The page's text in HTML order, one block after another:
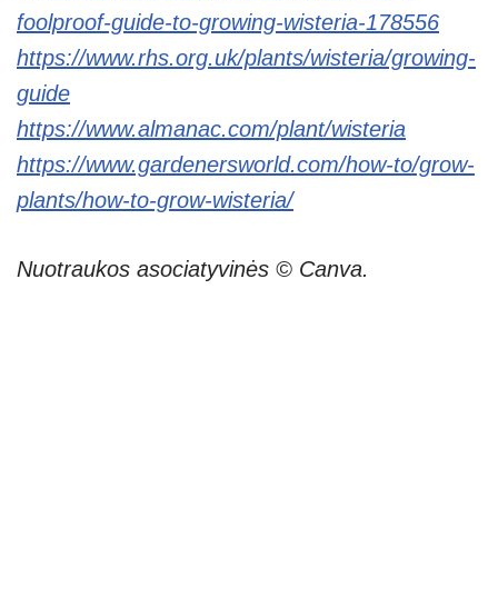
foolproof-guide-to-growing-wisteria-178556
https://www.rhs.org.uk/plants/wisteria/growing-
guide
https://www.almanac.com/plant/wisteria
https://www.gardenersworld.com/how-to/grow-
plants/how-to-grow-wisteria/
Nuotraukos asociatyvinės © Canva.